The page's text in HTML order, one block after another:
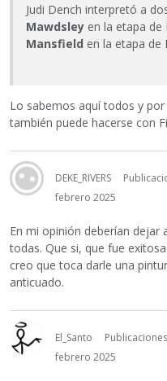
Judi Dench interpretó a
Mawdsley en la etapa de
Mansfield en la etapa de
Lo sabemos aquí todos y
también puede hacerse con
DEKE_RIVERS
febrero 2025
En mi opinión deberían dejar
todas. Que si, que fue
creo que toca darle una
anticuado.
El_Santo
febrero 2025